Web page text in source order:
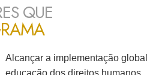
QUE
Alcançar a implementação
educação dos direitos humanos.